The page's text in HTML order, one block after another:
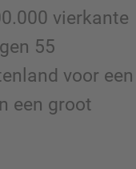
vierkante
55
voor een
een groot